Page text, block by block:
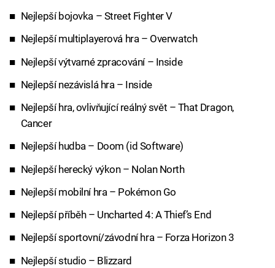
Nejlepší bojovka – Street Fighter V
Nejlepší multiplayerová hra – Overwatch
Nejlepší výtvarné zpracování – Inside
Nejlepší nezávislá hra – Inside
Nejlepší hra, ovlivňující reálný svět – That Dragon,
Cancer
Nejlepší hudba – Doom (id Software)
Nejlepší herecký výkon – Nolan North
Nejlepší mobilní hra – Pokémon Go
Nejlepší příběh – Uncharted 4: A Thief’s End
Nejlepší sportovní/závodní hra – Forza Horizon 3
Nejlepší studio – Blizzard